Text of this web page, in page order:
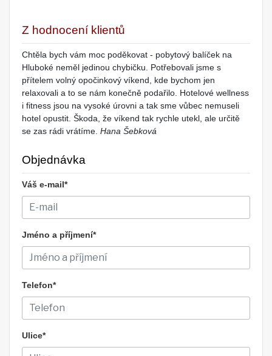
Z hodnocení klientů
Chtěla bych vám moc poděkovat - pobytový balíček na
Hluboké neměl jedinou chybičku. Potřebovali jsme s
přítelem volný opočinkový víkend, kde bychom jen
relaxovali a to se nám konečně podařilo. Hotelové wellness
i fitness jsou na vysoké úrovni a tak sme vůbec nemuseli
hotel opustit. Škoda, že víkend tak rychle utekl, ale určitě
se zas rádi vrátíme. Hana Šebková
Objednávka
Váš e-mail*
Jméno a příjmení*
Telefon*
Ulice*